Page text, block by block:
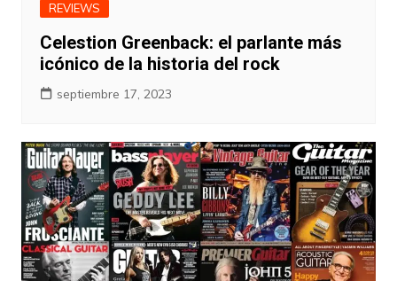
REVIEWS
Celestion Greenback: el parlante más
icónico de la historia del rock
septiembre 17, 2023